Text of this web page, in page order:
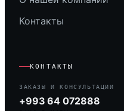
Контакты
КОНТАКТЫ
ЗАКАЗЫ И КОНСУЛЬТАЦИИ
+993 64 072888